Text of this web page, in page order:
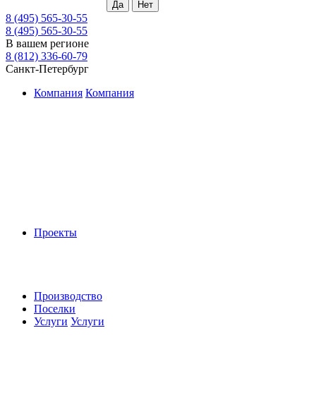
8 (495) 565-30-55
8 (495) 565-30-55
В вашем регионе
8 (812) 336-60-79
Санкт-Петербург
Компания Компания
Проекты
Производство
Поселки
Услуги Услуги